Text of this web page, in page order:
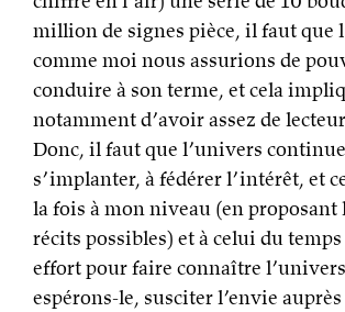
million de signes pièce, il faut que
comme moi nous assurions de
conduire à son terme, et cela
notamment d’avoir assez de
Donc, il faut que l’univers
s’implanter, à fédérer l’intérêt, et
la fois à mon niveau (en proposant
récits possibles) et à celui du
effort pour faire connaître
espérons-le, susciter l’envie